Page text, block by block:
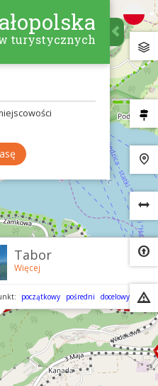
Tabor
Więcej
początkowy pośredni docelowy
turystycznych